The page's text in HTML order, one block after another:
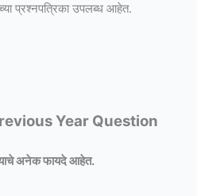
प्रश्नपत्रिका उपलब्ध आहेत.
Year Question
अनेक फायदे आहेत.